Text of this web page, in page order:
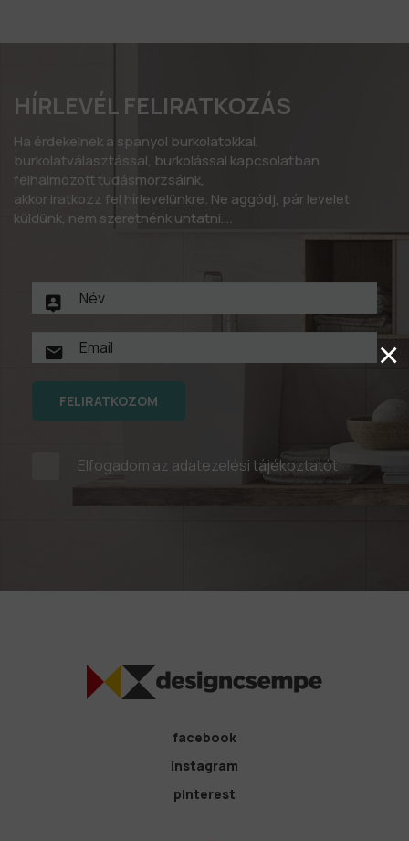
HÍRLEVÉL FELIRATKOZÁS
Ha érdekelnek a spanyol burkolatokkal,
burkolatválasztással, burkolással kapcsolatban
felhalmozott tudásmorzsáink,
akkor iratkozz fel hírlevelünkre. Ne aggódj, pár levelet
küldünk, nem szeretnénk untatni….
FELIRATKOZOM
Elfogadom az adatezelési tájékoztatót
facebook
instagram
pinterest
×